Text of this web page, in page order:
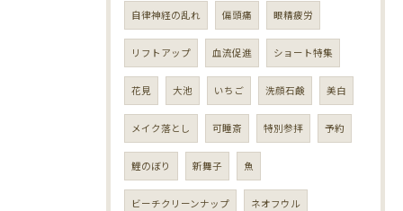
自律神経の乱れ 偏頭痛 眼精疲労
リフトアップ 血流促進 ショート特集
花見 大池 いちご 洗顔石鹸 美白
メイク落とし 可睡斎 特別参拝 予約
鯉のぼり 新舞子 魚
ビーチクリーンナップ ネオフウル